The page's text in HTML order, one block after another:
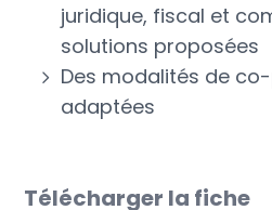
juridique, fiscal et
solutions proposées
Des modalités de
adaptées
Télécharger la fiche